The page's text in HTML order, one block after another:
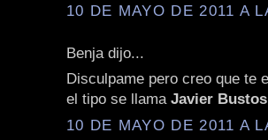
10 DE MAYO DE 2011 A
Benja dijo...
Disculpame pero creo que te
el tipo se llama Javier
10 DE MAYO DE 2011 A